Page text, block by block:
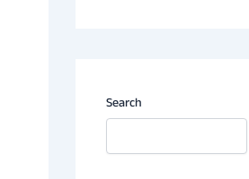
Search